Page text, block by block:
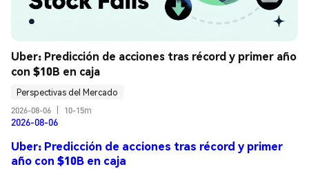
Uber: Predicción de acciones tras récord y primer año
con $10B en caja
Perspectivas del Mercado
2026-08-06
10-15m
2026-08-06
Uber: Predicción de acciones tras récord y primer
año con $10B en caja